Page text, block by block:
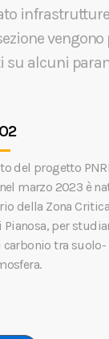
su alcuni
del progetto
nel marzo 2023 è
della Zona Critica
Pianosa, per
tra suolo-